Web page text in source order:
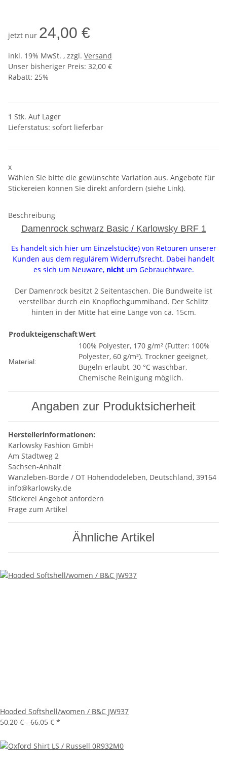
jetzt nur 24,00 €
inkl. 19% MwSt. , zzgl. Versand
Unser bisheriger Preis: 32,00 €
Rabatt: 25%
1 Stk. Auf Lager
Lieferstatus: sofort lieferbar
x
Wählen Sie bitte die gewünschte Variation aus. Angebote für
Stickereien können Sie direkt anfordern (siehe Link).
Beschreibung
Damenrock schwarz Basic / Karlowsky BRF 1
Es handelt sich hier um Einzelstück(e) von Retouren unserer
Kunden aus dem regulärem Widerrufsrecht. Dabei handelt
es sich um Neuware, nichtum Gebrauchtware.
Der Damenrock besitzt 2 Seitentaschen. Die Bundweite ist
verstellbar durch ein Knopflochgummiband. Der Schlitz
hinten in der Mitte hat eine Länge von ca. 15cm.
ProdukteigenschaftWert
Material:
100% Polyester, 170 g/m² (Futter: 100%
Polyester, 60 g/m²). Trockner geeignet,
Bügeln erlaubt, 30 °C waschbar,
Chemische Reinigung möglich.
Angaben zur Produktsicherheit
Herstellerinformationen:
Karlowsky Fashion GmbH
Am Stadtweg 2
Sachsen-Anhalt
Wanzleben-Börde / OT Hohendodeleben, Deutschland, 39164
info@karlowsky.de
Stickerei Angebot anfordern
Frage zum Artikel
Ähnliche Artikel
Hooded Softshell/women / B&C JW937
50,20 € - 66,05 € *